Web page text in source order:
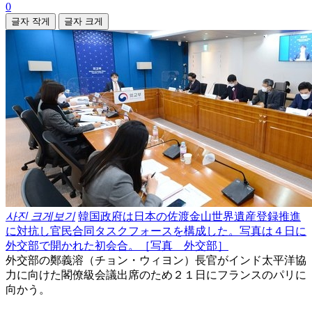
0
글자 작게 글자 크게
사진 크게보기 韓国政府は日本の佐渡金山世界遺産登録推進
に対抗し官民合同タスクフォースを構成した。写真は４日に
外交部で開かれた初会合。［写真 外交部］
外交部の鄭義溶（チョン・ウィヨン）長官がインド太平洋協
力に向けた閣僚級会議出席のため２１日にフランスのパリに
向かう。